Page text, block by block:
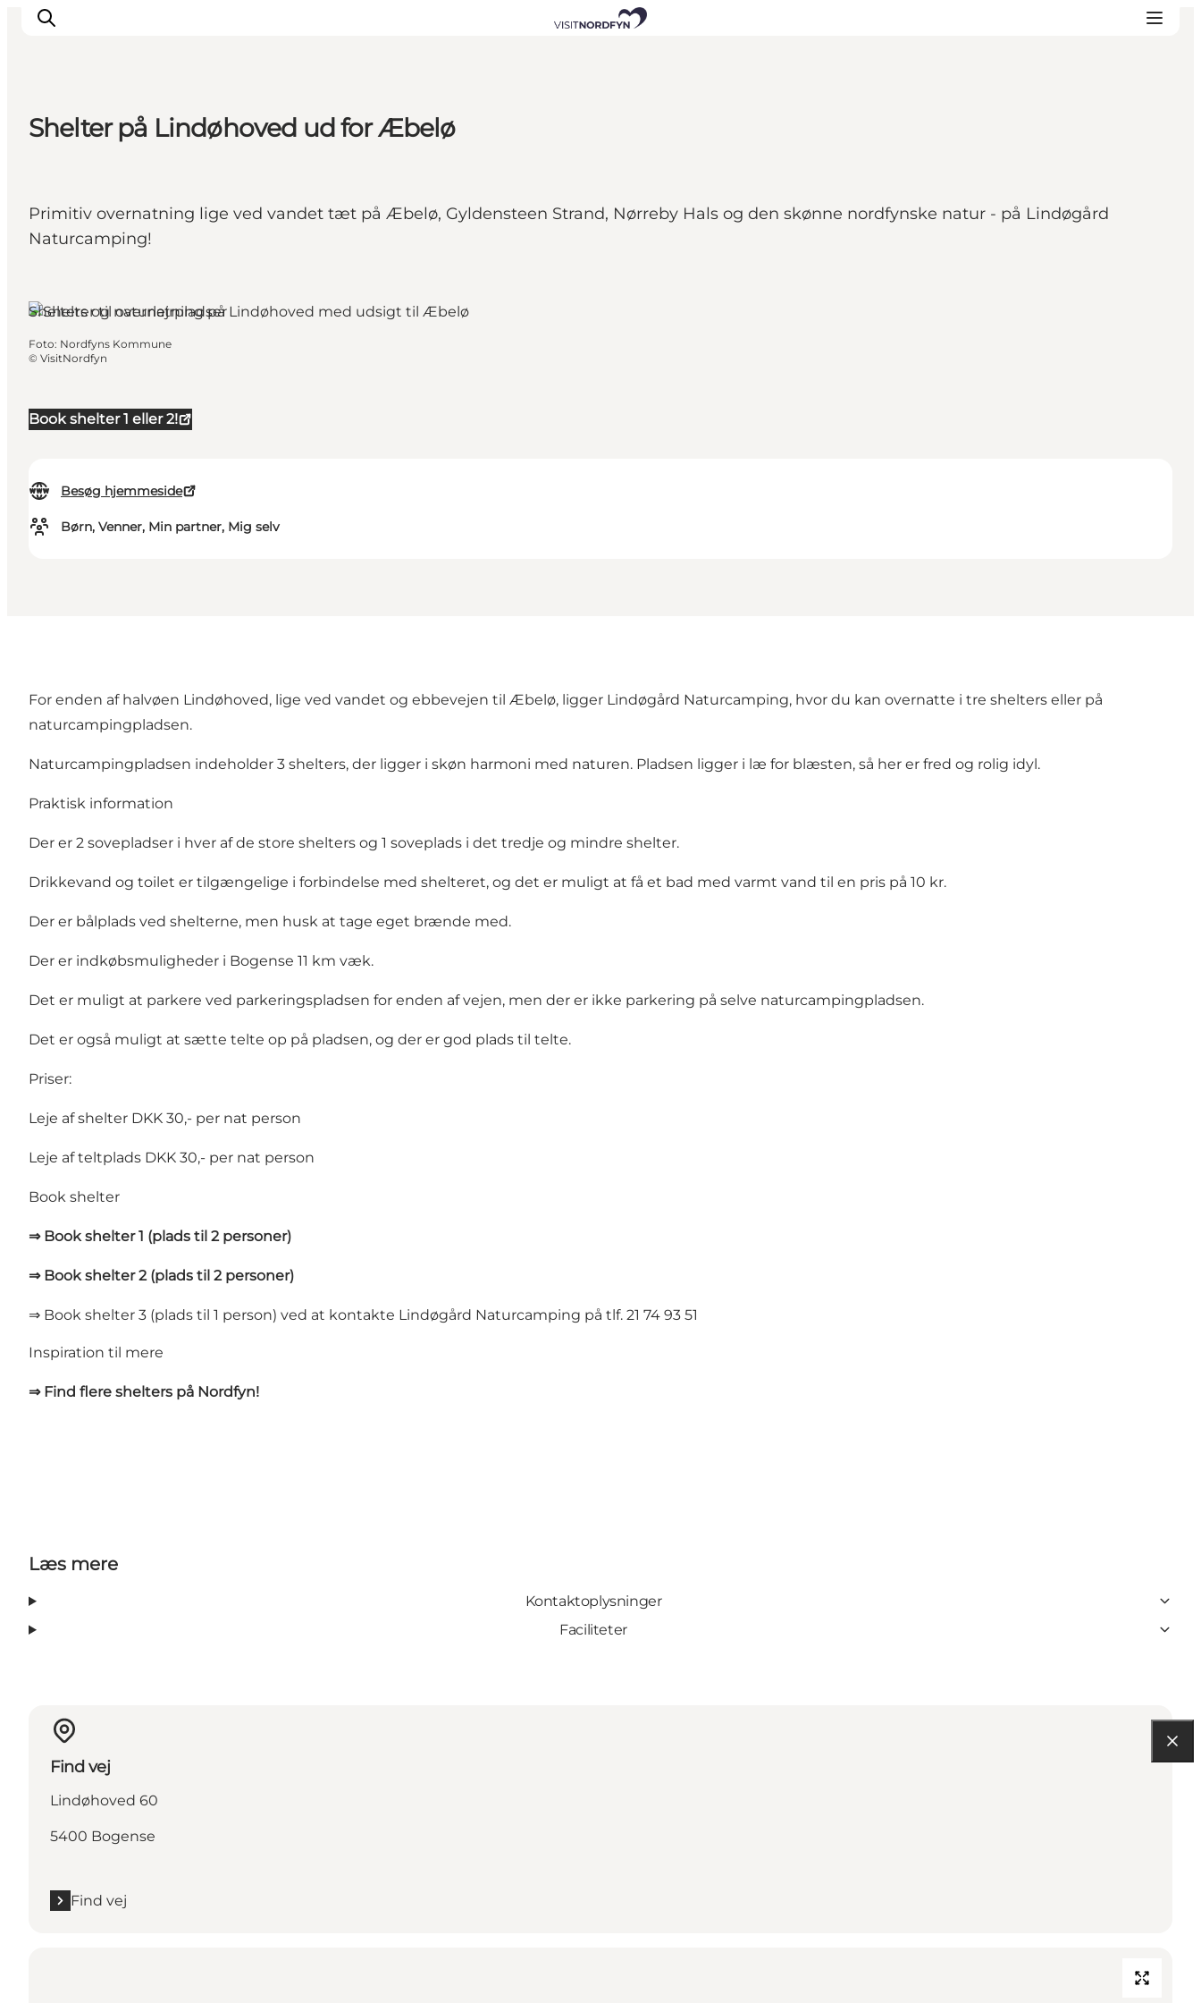
Spis og drik
Overnatning
Book oplevelser
Shelter på Lindøhoved ud for Æbelø
Primitiv overnatning lige ved vandet tæt på Æbelø, Gyldensteen Strand, Nørreby Hals og den skønne nordfynske natur - på Lindøgård
Naturcamping!
Book shelter 1 eller 2!
Besøg hjemmeside
Børn, Venner, Min partner, Mig selv
Shelters og naturlejrpladser
Foto: Nordfyns Kommune
© VisitNordfyn
For enden af halvøen Lindøhoved, lige ved vandet og ebbevejen til Æbelø, ligger Lindøgård Naturcamping, hvor du kan overnatte i tre shelters eller på
naturcampingpladsen.
Naturcampingpladsen indeholder 3 shelters, der ligger i skøn harmoni med naturen. Pladsen ligger i læ for blæsten, så her er fred og rolig idyl.
Praktisk information
Der er 2 sovepladser i hver af de store shelters og 1 soveplads i det tredje og mindre shelter.
Drikkevand og toilet er tilgængelige i forbindelse med shelteret, og det er muligt at få et bad med varmt vand til en pris på 10 kr.
Der er bålplads ved shelterne, men husk at tage eget brænde med.
Der er indkøbsmuligheder i Bogense 11 km væk.
Det er muligt at parkere ved parkeringspladsen for enden af vejen, men der er ikke parkering på selve naturcampingpladsen.
Det er også muligt at sætte telte op på pladsen, og der er god plads til telte.
Priser:
Leje af shelter DKK 30,- per nat person
Leje af teltplads DKK 30,- per nat person
Book shelter
⇒ Book shelter 1 (plads til 2 personer)
⇒ Book shelter 2 (plads til 2 personer)
⇒ Book shelter 3 (plads til 1 person) ved at kontakte Lindøgård Naturcamping på tlf. 21 74 93 51
Inspiration til mere
⇒ Find flere shelters på Nordfyn!
Læs mere
Kontaktoplysninger
Faciliteter
Find vej
Lindøhoved 60
5400 Bogense
Find vej